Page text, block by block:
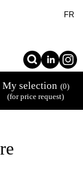
FR
My selection (0)
(for price request)